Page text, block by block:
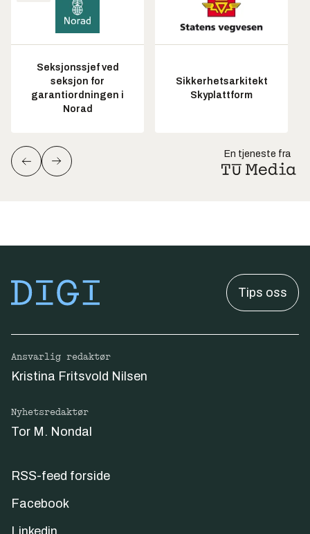
Seksjonssjef ved
seksjon for
garantiordningen i
Norad
Sikkerhetsarkitekt
Skyplattform
En tjeneste fra
Tips oss
Ansvarlig redaktør
Kristina Fritsvold Nilsen
Nyhetsredaktør
Tor M. Nondal
RSS-feed forside
Facebook
Linkedin